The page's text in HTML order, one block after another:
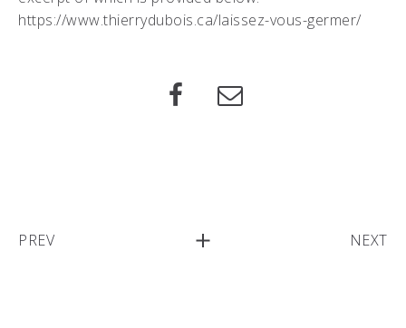
https://www.thierrydubois.ca/laissez-vous-germer/
PREV NEXT